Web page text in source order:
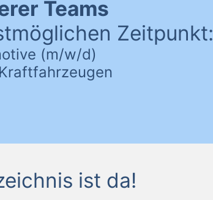
Teams
Zeitpunkt:
(m/w/d)
ist da!